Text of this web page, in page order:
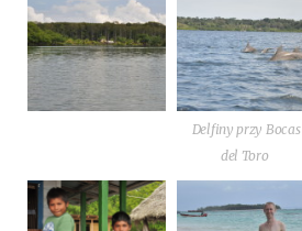
Del­fi­ny przy Bocas
del Toro